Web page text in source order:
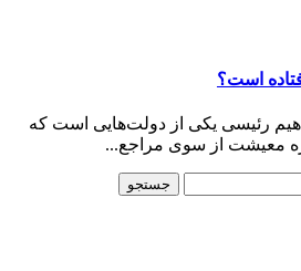
است؟
رئیسی یکی از دولت‌هایی است که
معیشت از سوی مراجع...